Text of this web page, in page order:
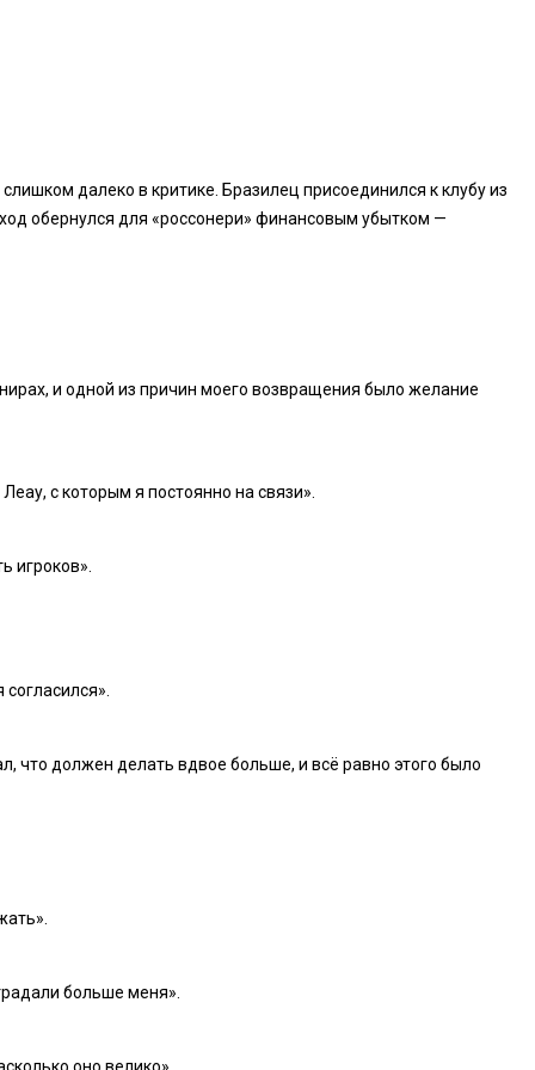
далеко в критике. Бразилец присоединился к клубу из
обернулся для «россонери» финансовым убытком —
и одной из причин моего возвращения было желание
с которым я постоянно на связи».
игроков».
что должен делать вдвое больше, и всё равно этого было
больше меня».